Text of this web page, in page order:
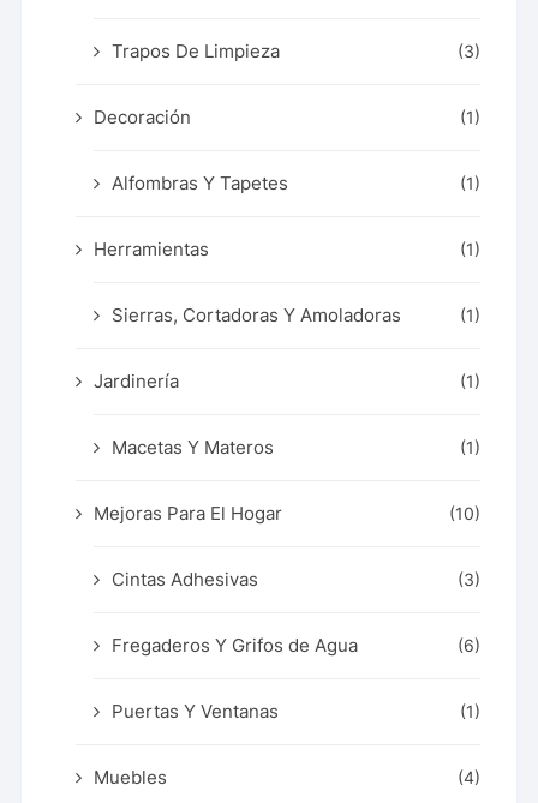
Trapos De Limpieza (3)
Decoración (1)
Alfombras Y Tapetes (1)
Herramientas (1)
Sierras, Cortadoras Y Amoladoras (1)
Jardinería (1)
Macetas Y Materos (1)
Mejoras Para El Hogar (10)
Cintas Adhesivas (3)
Fregaderos Y Grifos de Agua (6)
Puertas Y Ventanas (1)
Muebles (4)